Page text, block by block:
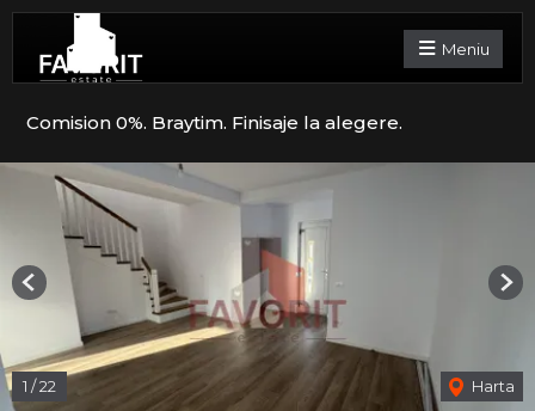
Meniu
Comision 0%. Braytim. Finisaje la alegere.
1 /22 Harta
Previous